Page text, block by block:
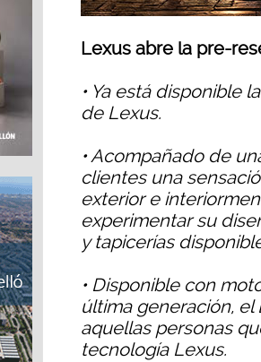
Lexus abre la pre-
• Ya está disponible
de Lexus.
• Acompañado de
clientes una
exterior e
experimentar su
y tapicerías
• Disponible con
última generación, el
aquellas personas
tecnología Lexus.